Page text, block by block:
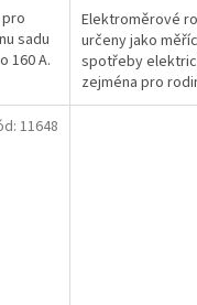
pro
sadu
160 A.
Elektroměrové
určeny jako
spotřeby
zejména pro
chaty, chalupy a
11648